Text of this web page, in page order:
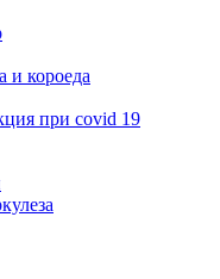
и короеда
при covid 19